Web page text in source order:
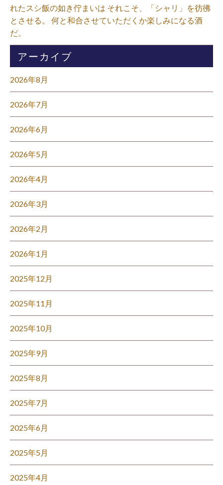
れたスシ飯の如き佇まいは それこそ、「シャリ」を彷彿
とさせる。 何と和合させていただくか楽しみになる酒
だ。⁡
アーカイブ
2026年8月
2026年7月
2026年6月
2026年5月
2026年4月
2026年3月
2026年2月
2026年1月
2025年12月
2025年11月
2025年10月
2025年9月
2025年8月
2025年7月
2025年6月
2025年5月
2025年4月